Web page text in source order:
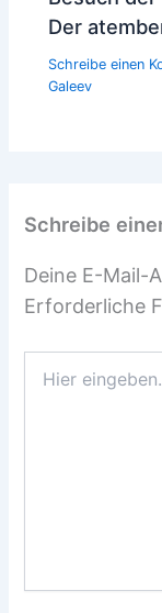
Der
Schreibe einen
Galeev
Schreibe
Deine E-Mail-
Erforderliche
eingeben…